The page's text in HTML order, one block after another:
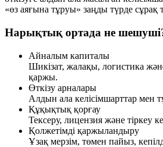
«өз аяғына тұруы» заңды түрде сұрақ
Нарықтық ортада не
Айналым капиталы
Шикізат, жалақы, логистика
қаржы.
Өткізу арналары
Алдын ала келісімшарттар мен
Құқықтық қорғау
Тексеру, лицензия және тіркеу
Қолжетімді қаржыландыру
Ұзақ мерзім, төмен пайыз,